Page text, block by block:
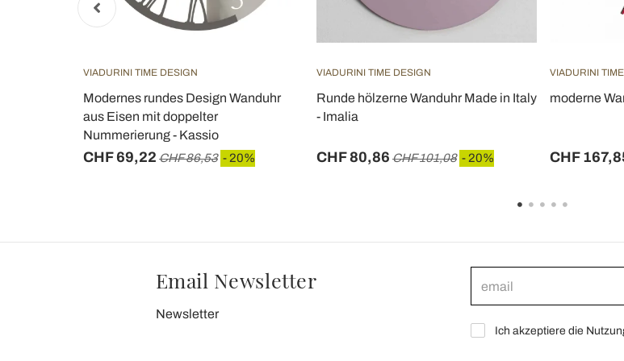
VIADURINI TIME DESIGN
Modernes rundes Design Wanduhr
aus Eisen mit doppelter
Nummerierung - Kassio
CHF 69,22 CHF 86,53 - 20%
VIADURINI TIME DESIGN
Runde hölzerne Wanduhr Made in Italy
- Imalia
CHF 80,86 CHF 101,08 - 20%
VIADURINI
moderne
CHF
Email Newsletter
Newsletter
Ich akzeptiere die